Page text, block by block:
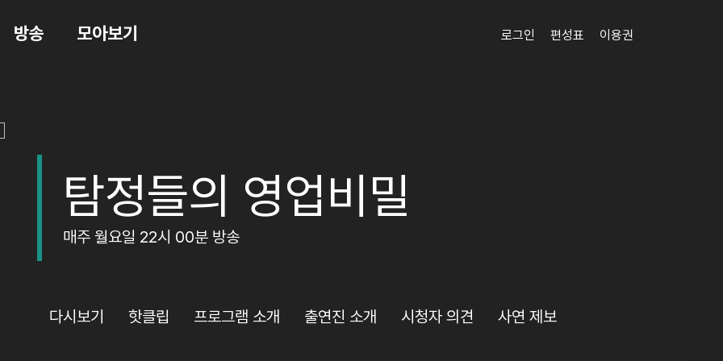
방송 모아보기 로그인 편성표 이용권
탐정들의 영업비밀
매주 월요일 22시 00분 방송
다시보기 핫클립 프로그램 소개 출연진 소개 시청자 의견 사연 제보